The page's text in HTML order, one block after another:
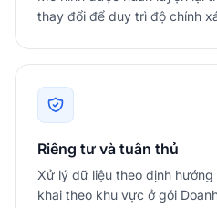
thay đổi để duy trì độ chính
Riêng tư và tuân thủ
Xử lý dữ liệu theo định
khai theo khu vực ở gói